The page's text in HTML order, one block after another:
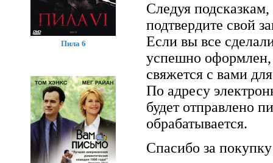
Следуя
подтвердите свой
Если вы все
успешно оформлен,
свяжется с вами
По адресу
будет отправлено
обрабатывается.
Спасибо за
Пила 6